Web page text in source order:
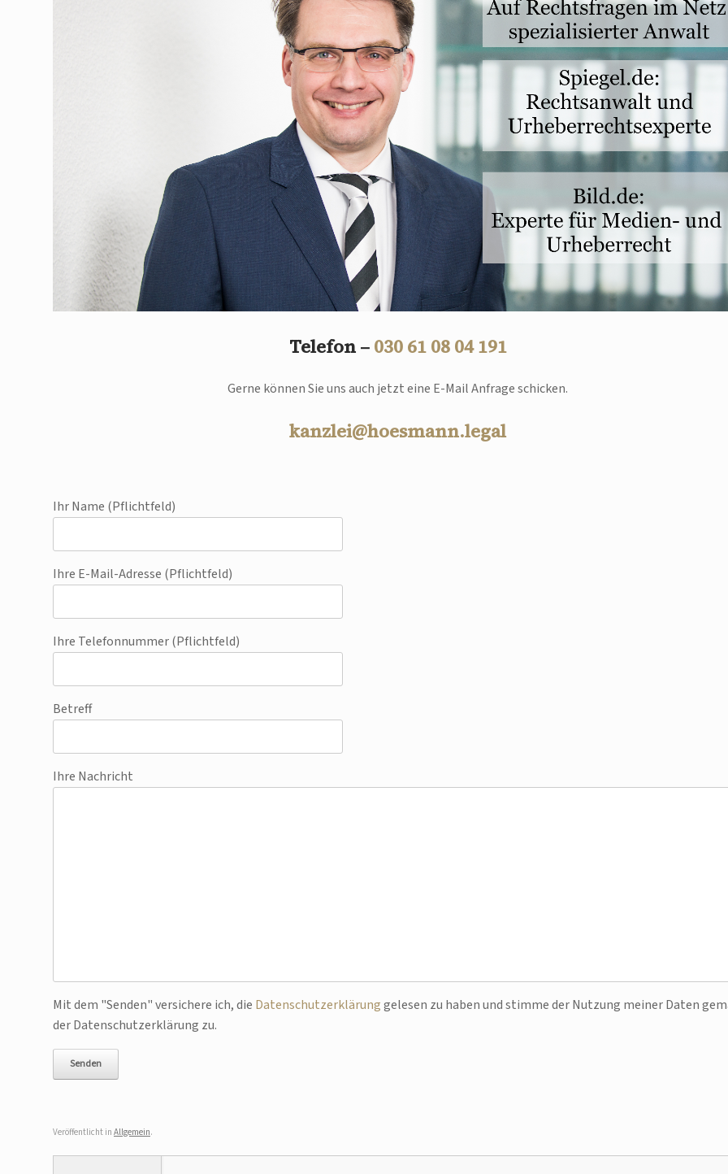
Telefon – 030 61 08 04 191
Gerne können Sie uns auch jetzt eine E-Mail Anfrage schicken.
kanzlei@hoesmann.legal
Ihr Name (Pflichtfeld)
Ihre E-Mail-Adresse (Pflichtfeld)
Ihre Telefonnummer (Pflichtfeld)
Betreff
Ihre Nachricht
Bitte lasse dieses Feld leer.
Mit dem "Senden" versichere ich, die Datenschutzerklärunggelesen zu haben und stimme der Nutzung meiner Daten
der Datenschutzerklärung zu.
Veröffentlicht in Allgemein.